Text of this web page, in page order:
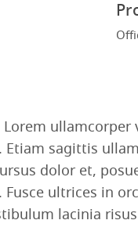
sagittis
dolor et,
ultrices in
lacinia